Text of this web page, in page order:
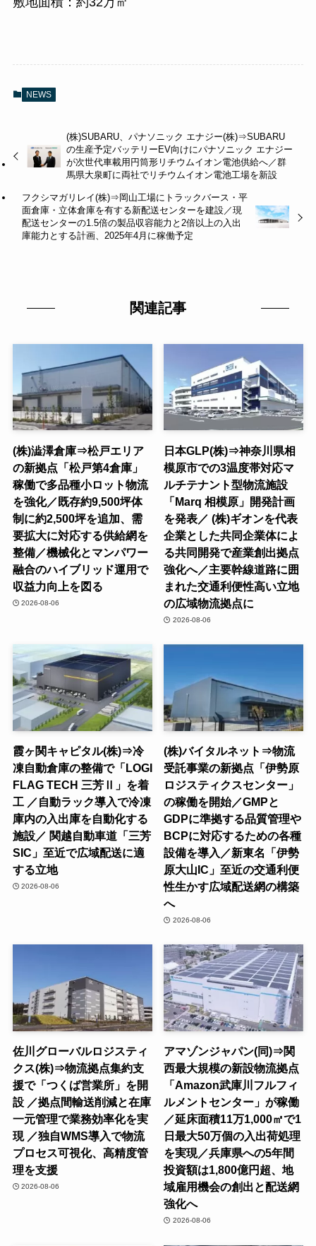
NEWS
(株)SUBARU、パナソニック エナジー(株)⇒SUBARU
の生産予定バッテリーEV向けにパナソニック エナジー
が次世代車載用円筒形リチウムイオン電池供給へ／群
馬県大泉町に両社でリチウムイオン電池工場を新設
フクシマガリレイ(株)⇒岡山工場にトラックバース・平
面倉庫・立体倉庫を有する新配送センターを建設／現
配送センターの1.5倍の製品収容能力と2倍以上の入出
庫能力とする計画、2025年4月に稼働予定
関連記事
(株)澁澤倉庫⇒松戸エリア
の新拠点「松戸第4倉庫」
稼働で多品種小ロット物流
を強化／既存約9,500坪体
制に約2,500坪を追加、需
要拡大に対応する供給網を
整備／機械化とマンパワー
融合のハイブリッド運用で
収益力向上を図る
2026-08-06
日本GLP(株)⇒神奈川県相
模原市での3温度帯対応マ
ルチテナント型物流施設
「Marq 相模原」開発計画
を発表／ (株)ギオンを代表
企業とした共同企業体によ
る共同開発で産業創出拠点
強化へ／主要幹線道路に囲
まれた交通利便性高い立地
の広域物流拠点に
2026-08-06
霞ヶ関キャピタル(株)⇒冷
凍自動倉庫の整備で「LOGI
FLAG TECH 三芳Ⅱ」を着
工 ／自動ラック導入で冷凍
庫内の入出庫を自動化する
施設／ 関越自動車道「三芳
SIC」至近で広域配送に適
する立地
2026-08-06
(株)バイタルネット⇒物流
受託事業の新拠点「伊勢原
ロジスティクスセンター」
の稼働を開始／GMPと
GDPに準拠する品質管理や
BCPに対応するための各種
設備を導入／新東名「伊勢
原大山IC」至近の交通利便
性生かす広域配送網の構築
へ
2026-08-06
佐川グローバルロジスティ
クス(株)⇒物流拠点集約支
援で「つくば営業所」を開
設 ／拠点間輸送削減と在庫
一元管理で業務効率化を実
現 ／独自WMS導入で物流
プロセス可視化、高精度管
理を支援
2026-08-06
アマゾンジャパン(同)⇒関
西最大規模の新設物流拠点
「Amazon武庫川フルフィ
ルメントセンター」が稼働
／延床面積11万1,000㎡で1
日最大50万個の入出荷処理
を実現／兵庫県への5年間
投資額は1,800億円超、地
域雇用機会の創出と配送網
強化へ
2026-08-06